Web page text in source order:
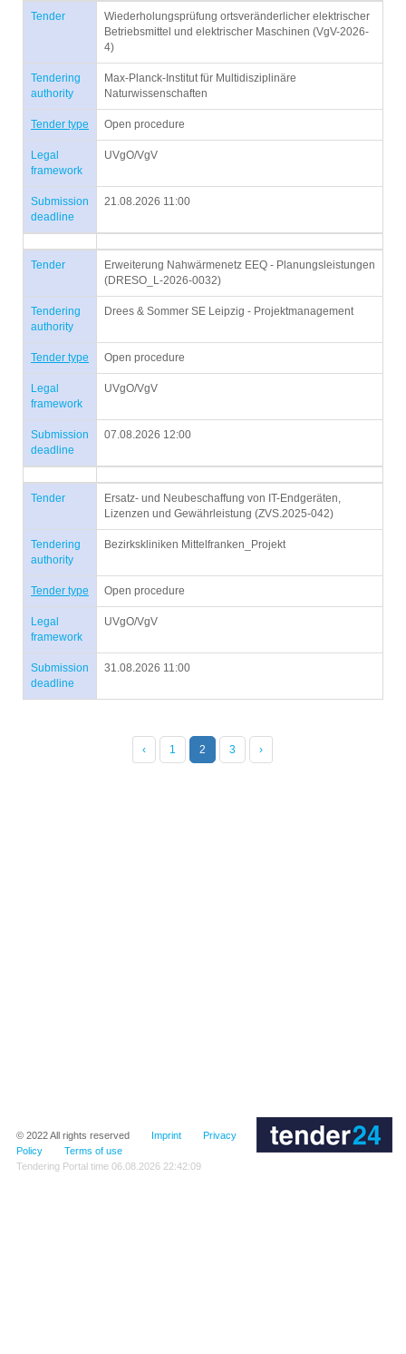
Tender
Wiederholungsprüfung ortsveränderlicher elektrischer
Betriebsmittel und elektrischer Maschinen (VgV-2026-
4)
Tendering
authority
Max-Planck-Institut für Multidisziplinäre
Naturwissenschaften
Tender type Open procedure
Legal
framework
UVgO/VgV
Submission
deadline
21.08.2026 11:00
Tender
Erweiterung Nahwärmenetz EEQ - Planungsleistungen
(DRESO_L-2026-0032)
Tendering
authority
Drees & Sommer SE Leipzig - Projektmanagement
Tender type Open procedure
Legal
framework
UVgO/VgV
Submission
deadline
07.08.2026 12:00
Tender
Ersatz- und Neubeschaffung von IT-Endgeräten,
Lizenzen und Gewährleistung (ZVS.2025-042)
Tendering
authority
Bezirkskliniken Mittelfranken_Projekt
Tender type Open procedure
Legal
framework
UVgO/VgV
Submission
deadline
31.08.2026 11:00
‹ 1 2 3 ›
© 2022All rights reserved Imprint
Privacy
Policy
Terms of use
Tendering Portal time 06.08.2026 22:42:09